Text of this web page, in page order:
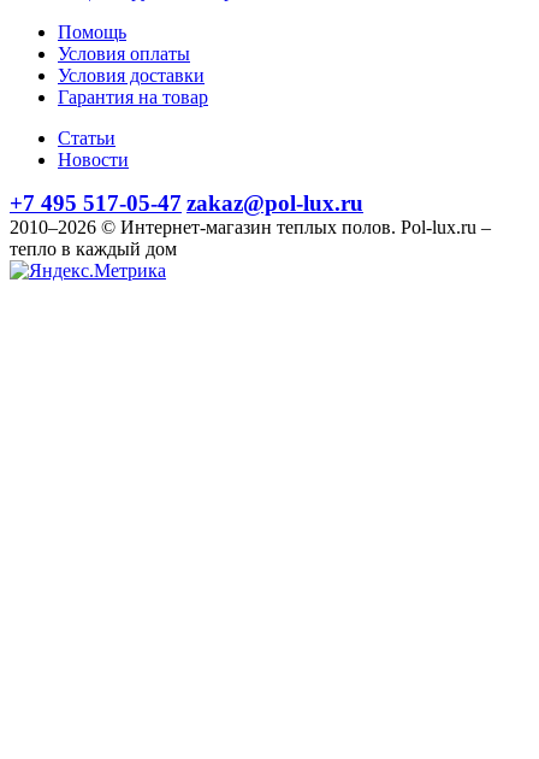
Помощь
Условия оплаты
Условия доставки
Гарантия на товар
Статьи
Новости
+7 495 517-05-47 zakaz@pol-lux.ru
2010–2026 © Интернет-магазин теплых полов. Pol-lux.ru –
тепло в каждый дом